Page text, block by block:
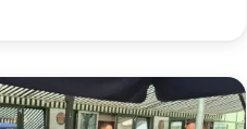
Gast bei OPEN.9